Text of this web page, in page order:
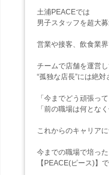
土浦PEACEでは
男子スタッフを超大募
営業や接客、飲食業
チームで店舗を運営
“孤独な店長”には絶対
「今までどう頑張っ
「前の職場は何とな
これからのキャリア
今までの職場で培っ
【PEACE(ピース)】